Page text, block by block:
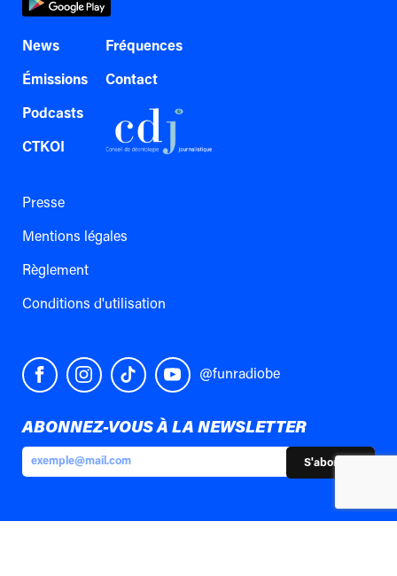
News
Émissions
Podcasts
CTKOI
Fréquences
Contact
Presse
Mentions légales
Règlement
Conditions d'utilisation
@funradiobe
ABONNEZ-VOUS À LA NEWSLETTER